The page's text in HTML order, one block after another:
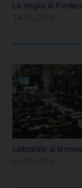
La Veglia di
cattedrale al